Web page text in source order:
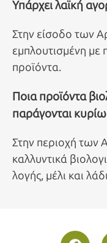
Υπάρχει λαϊκή
Στην είσοδο των
εμπλουτισμένη με
προϊόντα.
Ποια προϊόντα
παράγονται
Στην περιοχή των
καλλυντικά
λογής, μέλι και